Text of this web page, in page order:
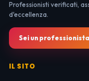
Professionisti verificati,
d'eccellenza.
Sei un
IL SITO